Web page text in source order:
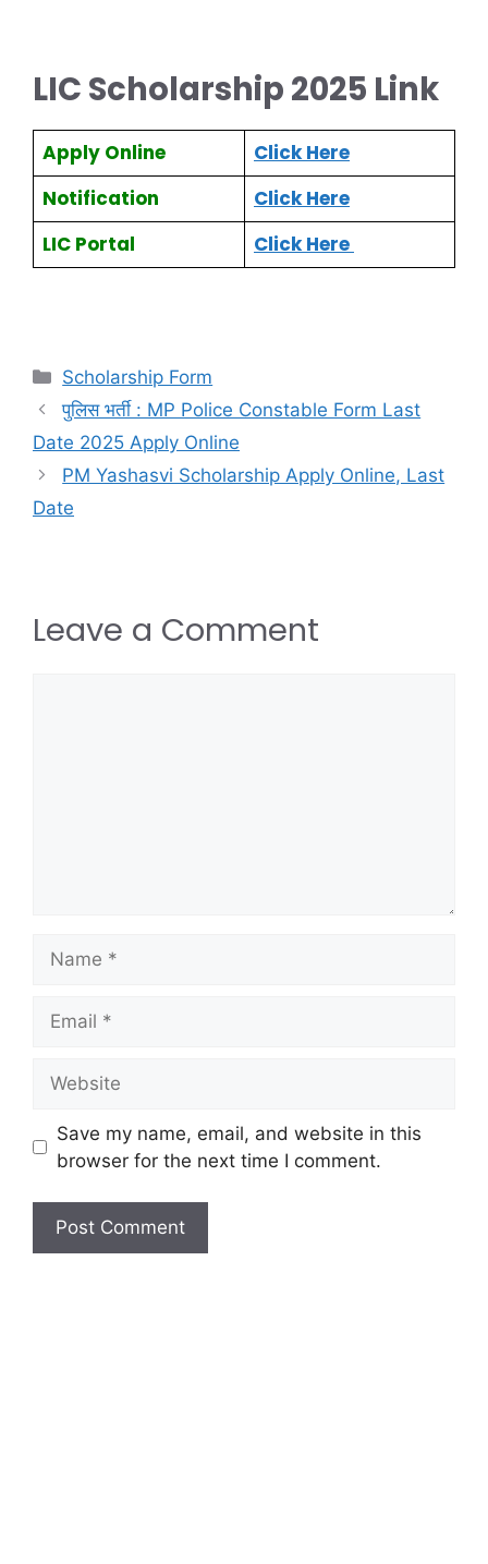
LIC Scholarship 2025 Link
Apply Online
Click Here
Notification
Click Here
LIC Portal
Click Here
Scholarship Form
पुलिस भर्ती : MP Police Constable Form Last
Date 2025 Apply Online
PM Yashasvi Scholarship Apply Online, Last
Date
Leave a Comment
Save my name, email, and website in this
browser for the next time I comment.